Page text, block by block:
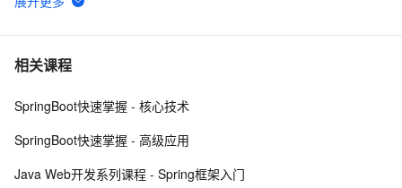
6 SpringBoot从小白到精通（四）Thymeleaf页面模板引擎
7 这是我见过SpringBoot版的最好的ERP系统，自带进销存
8 Java：SpringBoot获取所有接口的路由映射关系
相关课程
SpringBoot快速掌握 - 核心技术
SpringBoot快速掌握 - 高级应用
Java Web开发系列课程 - Spring框架入门